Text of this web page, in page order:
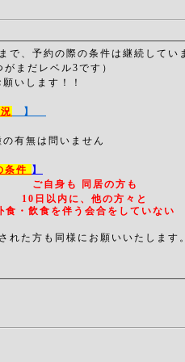
で、予約の際の条件は継続してい
がまだレベル3です）
いします！！
】
有無は問いません
条件 】
ご自身も 同居の方も
10日以内に、他の方々と
食・飲食を伴う会合をしていない
れた方も同様にお願いいたします。